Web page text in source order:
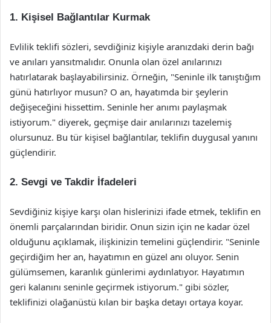
1. Kişisel Bağlantılar Kurmak
Evlilik teklifi sözleri, sevdiğiniz kişiyle aranızdaki derin bağı
ve anıları yansıtmalıdır. Onunla olan özel anılarınızı
hatırlatarak başlayabilirsiniz. Örneğin, "Seninle ilk tanıştığım
günü hatırlıyor musun? O an, hayatımda bir şeylerin
değişeceğini hissettim. Seninle her anımı paylaşmak
istiyorum." diyerek, geçmişe dair anılarınızı tazelemiş
olursunuz. Bu tür kişisel bağlantılar, teklifin duygusal yanını
güçlendirir.
2. Sevgi ve Takdir İfadeleri
Sevdiğiniz kişiye karşı olan hislerinizi ifade etmek, teklifin en
önemli parçalarından biridir. Onun sizin için ne kadar özel
olduğunu açıklamak, ilişkinizin temelini güçlendirir. "Seninle
geçirdiğim her an, hayatımın en güzel anı oluyor. Senin
gülümsemen, karanlık günlerimi aydınlatıyor. Hayatımın
geri kalanını seninle geçirmek istiyorum." gibi sözler,
teklifinizi olağanüstü kılan bir başka detayı ortaya koyar.